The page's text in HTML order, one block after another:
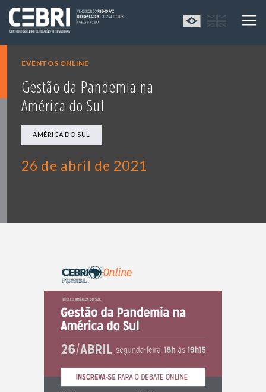
EVENTOS ONLINE
Gestão da Pandemia na
América do Sul
AMÉRICA DO SUL
26 de abril de 2021